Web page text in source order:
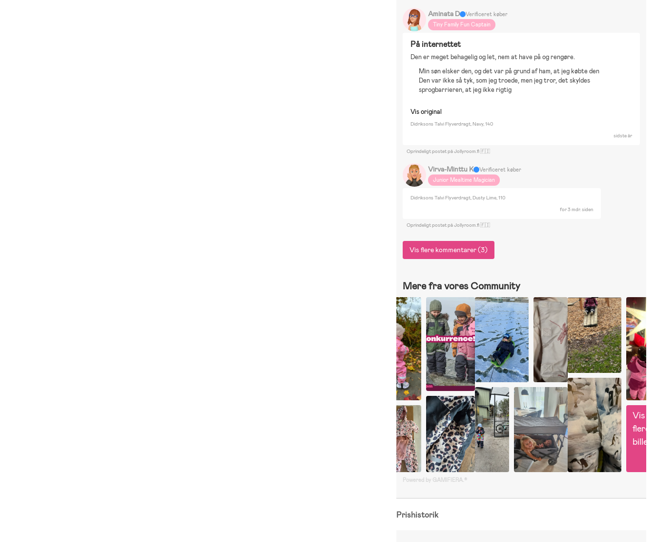
Aminata D
Verificeret køber
Tiny Family Fun Captain
På internettet
Den er meget behagelig og let, nem at have på og rengøre.
Min søn elsker den, og det var på grund af ham, at jeg købte den
Den var ikke så tyk, som jeg troede, men jeg tror, det skyldes
sprogbarrieren, at jeg ikke rigtig
Vis original
Didriksons Talvi Flyverdragt, Navy, 140
sidste år
Oprindeligt postet på Jollyroom.fi 🇫🇮
Virva-Minttu K
Verificeret køber
Junior Mealtime Magician
Didriksons Talvi Flyverdragt, Dusty Lime, 110
for 3 mdr. siden
Oprindeligt postet på Jollyroom.fi 🇫🇮
Vis flere kommentarer (3)
Mere fra vores Community
Vis
flere
Powered by GAMIFIERA.®
Prishistorik